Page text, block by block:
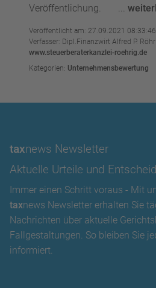
Veröffentlichung. ...
Veröffentlicht am: 27.09.2021 08:33:46
Verfasser: Dipl.Finanzwirt Alfred P.
www.steuerberaterkanzlei-roehrig.de
Kategorien: Unternehmensbewertung
taxnews Newsletter
Aktuelle Urteile und
Immer einen Schritt voraus - Mit
taxnews Newsletter erhalten Sie
Nachrichten über aktuelle
Fallgestaltungen. So bleiben Sie
informiert.